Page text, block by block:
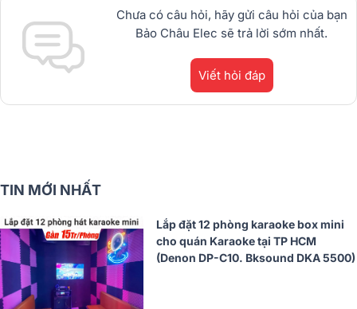
Chưa có câu hỏi, hãy gửi câu hỏi của bạn
Bảo Châu Elec sẽ trả lời sớm nhất.
Viết hỏi đáp
TIN MỚI NHẤT
Lắp đặt 12 phòng karaoke box mini
cho quán Karaoke tại TP HCM
(Denon DP-C10. Bksound DKA 5500)